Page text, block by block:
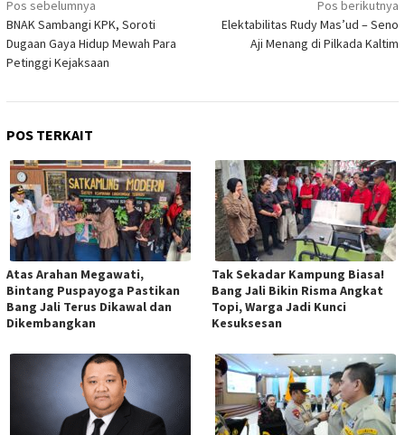
pos
Pos sebelumnya
BNAK Sambangi KPK, Soroti
Dugaan Gaya Hidup Mewah Para
Petinggi Kejaksaan
Pos berikutnya
Elektabilitas Rudy Mas’ud – Seno
Aji Menang di Pilkada Kaltim
POS TERKAIT
Atas Arahan Megawati,
Bintang Puspayoga Pastikan
Bang Jali Terus Dikawal dan
Dikembangkan
Tak Sekadar Kampung Biasa!
Bang Jali Bikin Risma Angkat
Topi, Warga Jadi Kunci
Kesuksesan